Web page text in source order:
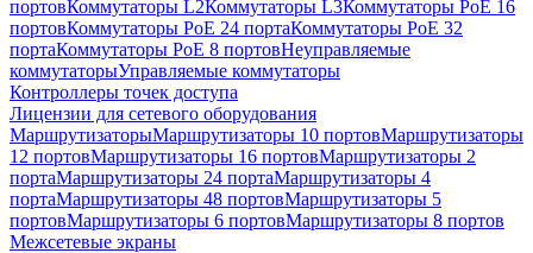
портовКоммутаторы L2Коммутаторы L3Коммутаторы PoE 16
портовКоммутаторы PoE 24 портаКоммутаторы PoE 32
портаКоммутаторы PoE 8 портовНеуправляемые
коммутаторыУправляемые коммутаторы
Контроллеры точек доступа
Лицензии для сетевого оборудования
МаршрутизаторыМаршрутизаторы 10 портовМаршрутизаторы
12 портовМаршрутизаторы 16 портовМаршрутизаторы 2
портаМаршрутизаторы 24 портаМаршрутизаторы 4
портаМаршрутизаторы 48 портовМаршрутизаторы 5
портовМаршрутизаторы 6 портовМаршрутизаторы 8 портов
Межсетевые экраны